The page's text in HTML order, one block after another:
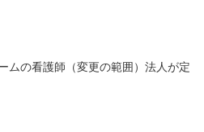
ムの看護師（変更の範囲）法人が定